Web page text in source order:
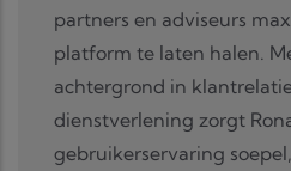
partners en adviseurs
platform te laten halen.
achtergrond in
dienstverlening zorgt
gebruikerservaring